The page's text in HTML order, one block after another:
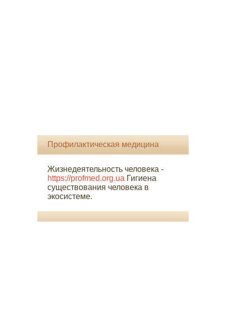
Профилактическая медицина
Жизнедеятельность человека -
https://profmed.org.ua Гигиена
существования человека в
экосистеме.